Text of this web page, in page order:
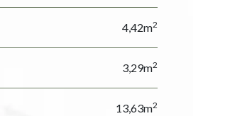
4,42m2
3,29m2
13,63m2